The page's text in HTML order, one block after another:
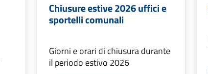
Chiusure estive 2026 uffici e
sportelli comunali
Giorni e orari di chiusura durante
il periodo estivo 2026